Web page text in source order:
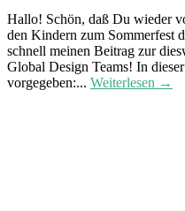
Hallo! Schön, daß Du wieder
den Kindern zum Sommerfest
schnell meinen Beitrag zur
Global Design Teams! In
vorgegeben:... Weiterlesen →